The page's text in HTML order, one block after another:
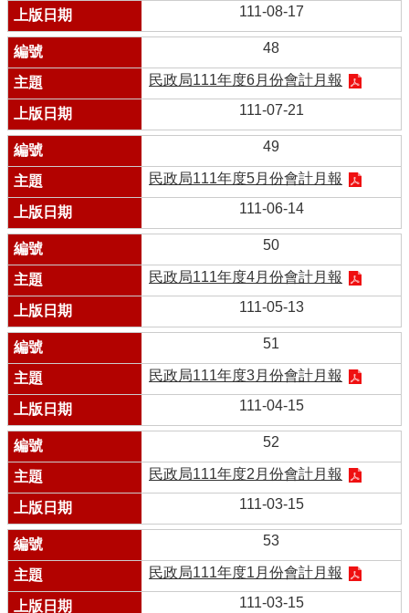
111-08-17
48
民政局111年度6月份會計月報
111-07-21
49
民政局111年度5月份會計月報
111-06-14
50
民政局111年度4月份會計月報
111-05-13
51
民政局111年度3月份會計月報
111-04-15
52
民政局111年度2月份會計月報
111-03-15
53
民政局111年度1月份會計月報
111-03-15